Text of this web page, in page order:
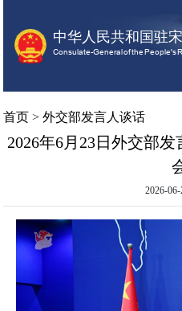
中华人民共和国驻
Consulate-General of the People's
首页 >外交部发言人谈话
2026年6月23日外交部
2026-